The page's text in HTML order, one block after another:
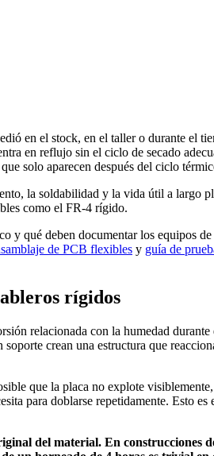
en el stock, en el taller o durante el
en reflujo sin el ciclo de secado
solo aparecen después del ciclo
la soldabilidad y la vida útil a largo
como el FR-4 rígido.
qué deben documentar los equipos
de PCB flexibles y guía de
rígidos
relacionada con la humedad
crean una estructura que
que la placa no explote
para doblarse repetidamente. Esto es
del material. En construcciones